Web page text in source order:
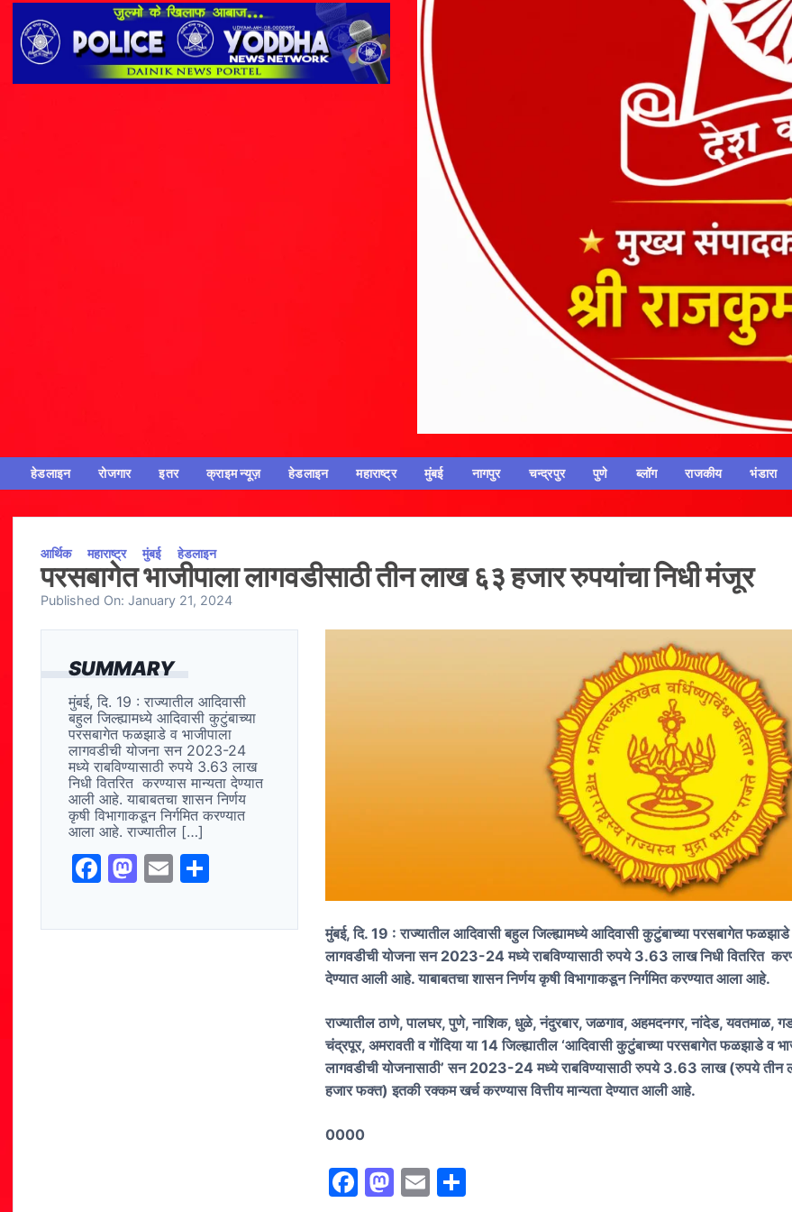
हेडलाइन रोजगार इतर क्राइम न्यूज़ हेडलाइन महाराष्ट्र मुंबई नागपुर चन्द्रपुर पुणे ब्लॉग राजकीय भंडारा
आर्थिक महाराष्ट्र मुंबई हेडलाइन
परसबागेत भाजीपाला लागवडीसाठी तीन लाख ६३ हजार रुपयांचा निधी मंजूर
Published On: January 21, 2024
SUMMARY
मुंबई, दि. 19 : राज्यातील आदिवासी
बहुल जिल्ह्यामध्ये आदिवासी कुटुंबाच्या
परसबागेत फळझाडे व भाजीपाला
लागवडीची योजना सन 2023-24
मध्ये राबविण्यासाठी रुपये 3.63 लाख
निधी वितरित करण्यास मान्यता देण्यात
आली आहे. याबाबतचा शासन निर्णय
कृषी विभागाकडून निर्गमित करण्यात
आला आहे. राज्यातील […]
F
c
M
st
E
ai ar
मुंबई, दि. 19 : राज्यातील आदिवासी बहुल जिल्ह्यामध्ये आदिवासी कुटुंबाच्या परसबागेत फळझाडे
लागवडीची योजना सन 2023-24 मध्ये राबविण्यासाठी रुपये 3.63 लाख निधी वितरित
देण्यात आली आहे. याबाबतचा शासन निर्णय कृषी विभागाकडून निर्गमित करण्यात आला आहे.
राज्यातील ठाणे, पालघर, पुणे, नाशिक, धुळे, नंदुरबार, जळगाव, अहमदनगर, नांदेड, यवतमाळ,
चंद्रपूर, अमरावती व गोंदिया या 14 जिल्ह्यातील ‘आदिवासी कुटुंबाच्या परसबागेत फळझाडे व
लागवडीची योजनासाठी’ सन 2023-24 मध्ये राबविण्यासाठी रुपये 3.63 लाख (रुपये तीन
हजार फक्त) इतकी रक्कम खर्च करण्यास वित्तीय मान्यता देण्यात आली आहे.
0000
F M E S